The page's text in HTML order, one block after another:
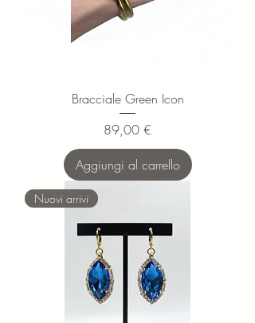
Bracciale Green Icon
Prezzo
89,00 €
Aggiungi al carrello
Nuovi arrivi